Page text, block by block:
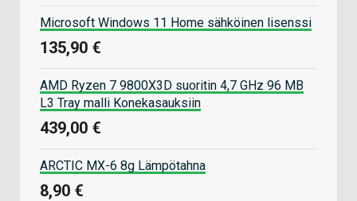
Microsoft Windows 11 Home sähköinen lisenssi
135,90 €
AMD Ryzen 7 9800X3D suoritin 4,7 GHz 96 MB
L3 Tray malli Konekasauksiin
439,00 €
ARCTIC MX-6 8g Lämpötahna
8,90 €